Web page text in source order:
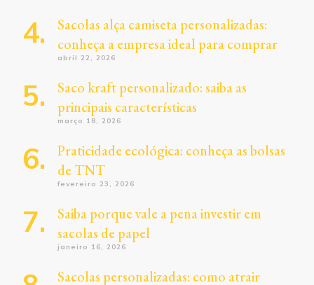
Sacolas alça camiseta personalizadas:
conheça a empresa ideal para comprar
abril 22, 2026
Saco kraft personalizado: saiba as
principais características
março 18, 2026
Praticidade ecológica: conheça as bolsas
de TNT
fevereiro 23, 2026
Saiba porque vale a pena investir em
sacolas de papel
janeiro 16, 2026
Sacolas personalizadas: como atrair